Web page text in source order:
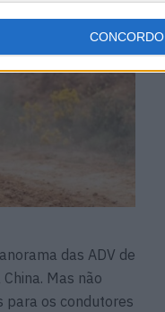
CONCORDO
das ADV de
Mas não
para os condutores